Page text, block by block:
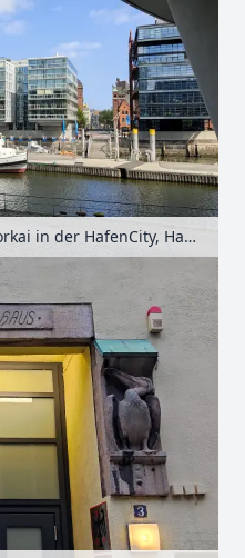
Traditionsschiffhafen Sandtorkai in der HafenCity, Hamburg, Deutschland